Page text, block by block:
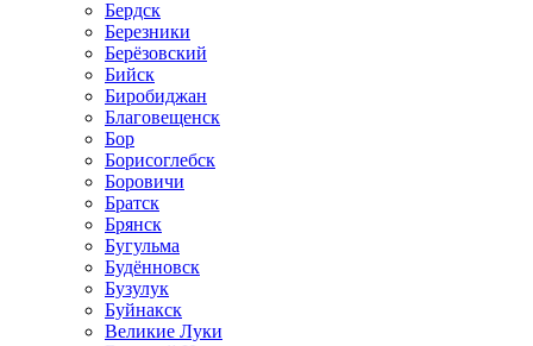
Бердск
Березники
Берёзовский
Бийск
Биробиджан
Благовещенск
Бор
Борисоглебск
Боровичи
Братск
Брянск
Бугульма
Будённовск
Бузулук
Буйнакск
Великие Луки